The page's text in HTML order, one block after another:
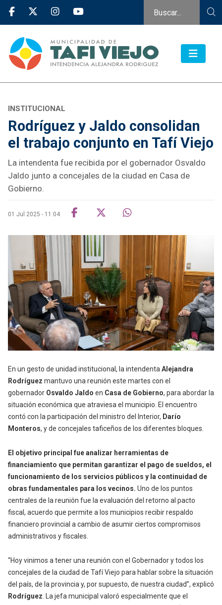
INSTITUCIONAL
Rodríguez y Jaldo consolidan
el trabajo conjunto en Tafí Viejo
La intendenta fue recibida por el gobernador Osvaldo
Jaldo junto a concejales de la ciudad en Casa de
Gobierno.
01 Jul 2025 - 11:04
En un gesto de unidad institucional, la intendentaAlejandra
Rodríguez mantuvo una reunión este martes con el
gobernador Osvaldo Jaldo en Casa de Gobierno, para abordar la
situación económica que atraviesa el municipio. El encuentro
contó con la participación del ministro del Interior, Darío
Monteros, y de concejales taficeños de los diferentes bloques.
El objetivo principal fue analizar herramientas de
financiamiento que permitan garantizar el pago de sueldos, el
funcionamiento de los servicios públicos y la continuidad de
obras fundamentales para los vecinos. Uno de los puntos
centrales de la reunión fue la evaluación del retorno al pacto
fiscal, acuerdo que permite a los municipios recibir respaldo
financiero provincial a cambio de asumir ciertos compromisos
administrativos y fiscales.
“Hoy vinimos a tener una reunión con el Gobernador y todos los
concejales de la ciudad de Tafí Viejo para hablar sobre la situación
del país, de la provincia y, por supuesto, de nuestra ciudad”, explicó
Rodríguez. La jefa municipal valoró especialmente que el